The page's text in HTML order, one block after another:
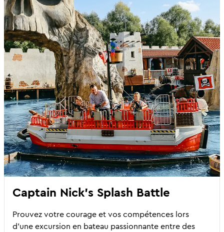
Captain Nick's Splash Battle
Prouvez votre courage et vos compétences lors
d'une excursion en bateau passionnante entre des